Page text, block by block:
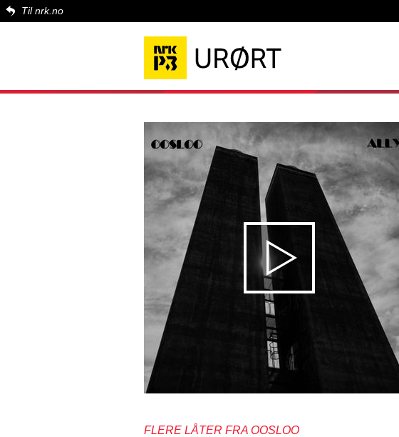
Til nrk.no
FLERE LÅTER FRA OOSLOO